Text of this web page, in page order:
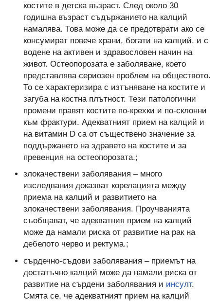
костите в детска възраст. След около 30
годишна възраст съдържанието на калций
намалява. Това може да се предотврати ако се
консумират повече храни, богати на калций, и с
водене на активен и здравословен начин на
живот. Остеопорозата е заболяване, което
представлява сериозен проблем на обществото.
То се характеризира с изтъняване на костите и
загуба на костна плътност. Тези патологични
промени правят костите по-крехки и по-склонни
към фрактури. Адекватният прием на калций и
на витамин D са от съществено значение за
поддържането на здравето на костите и за
превенция на остеопорозата.;
злокачествени заболявания – много
изследвания доказват корелацията между
приема на калций и развитието на
злокачествени заболявания. Проучванията
съобщават, че адекватния прием на калций
може да намали риска от развитие на рак на
дебелото черво и ректума.;
сърдечно-съдови заболявания – приемът на
достатъчно калций може да намали риска от
развитие на сърдени заболявания и инсулт.
Смята се, че адекватният прием на калций